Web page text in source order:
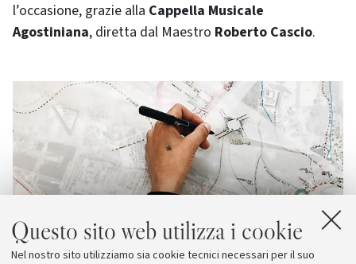
Questo sito web utilizza i cookie
Nel nostro sito utilizziamo sia cookie tecnici necessari per il suo
l’occasione, grazie alla Cappella Musicale
Agostiniana, diretta dal Maestro Roberto Cascio.